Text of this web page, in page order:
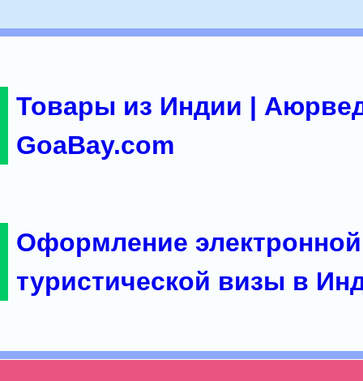
Товары из Индии |
GoaBay.com
Оформление электронной
туристической визы в